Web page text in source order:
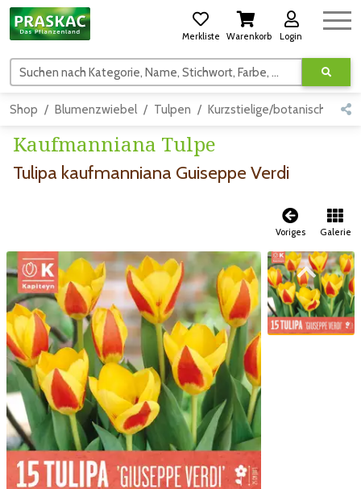
Merkliste Warenkorb Login
Suchen nach Kategorie, Name, Stichwort, Farbe, usw.
Shop Blumenzwiebel Tulpen Kurzstielige/botanische
Kaufmanniana Tulpe
Tulipa kaufmanniana Guiseppe Verdi
Voriges Galerie
Zum vorigen Bild